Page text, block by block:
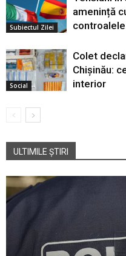
Subiectul Zilei
amenință
Social
Colet
Chișinău:
interior
ULTIMILE ȘTIRI